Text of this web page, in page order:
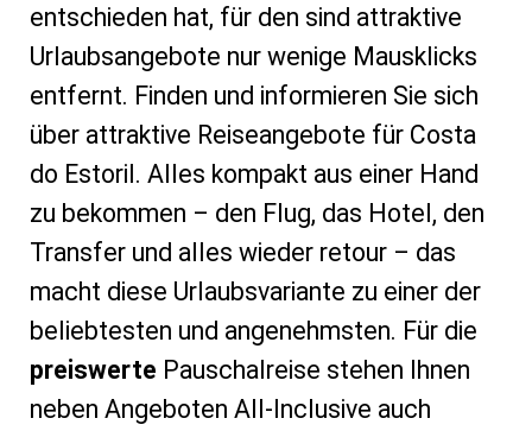
entschieden hat, für den sind attraktive
Urlaubsangebote nur wenige Mausklicks
entfernt. Finden und informieren Sie sich
über attraktive Reiseangebote für Costa
do Estoril. Alles kompakt aus einer Hand
zu bekommen – den Flug, das Hotel, den
Transfer und alles wieder retour – das
macht diese Urlaubsvariante zu einer der
beliebtesten und angenehmsten. Für die
preiswerte Pauschalreise stehen Ihnen
neben Angeboten All-Inclusive auch